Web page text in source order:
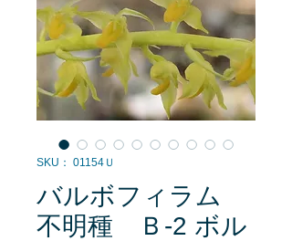
SKU： 01154Ｕ
バルボフィラム
不明種 Ｂ-2 ボル